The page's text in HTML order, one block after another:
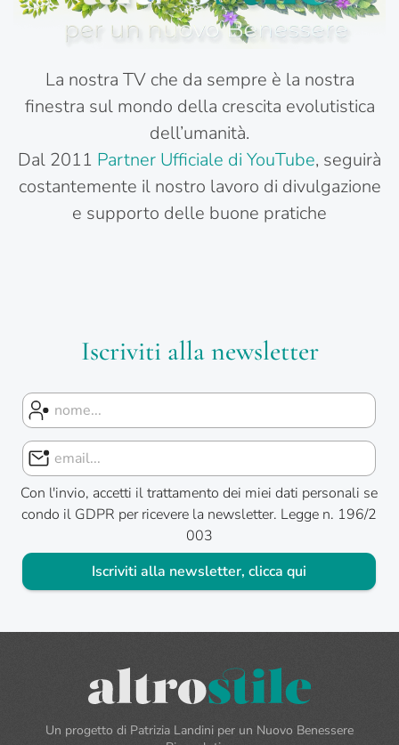
La nostra TV che da sempre è la nostra
finestra sul mondo della crescita evolutistica
dell’umanità.
Dal 2011 Partner Ufficiale di YouTube, seguirà
costantemente il nostro lavoro di divulgazione
e supporto delle buone pratiche
Iscriviti alla newsletter
Con l'invio, accetti il trattamento dei miei dati personali se
condo il GDPR per ricevere la newsletter. Legge n. 196/2
003
Iscriviti alla newsletter, clicca qui
Un progetto di Patrizia Landini per un Nuovo Benessere